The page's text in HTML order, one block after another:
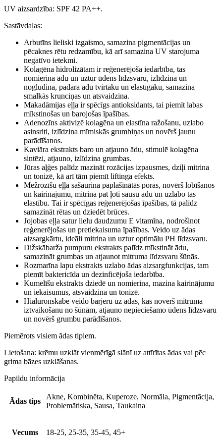
ml
UV aizsardzība: SPF 42 PA++.
Sastāvdaļas:
Arbutīns lieliski izgaismo, samazina pigmentācijas un
pēcaknes rētu redzamību, kā arī samazina UV starojuma
negatīvo ietekmi.
Kolagēna hidrolizātam ir reģenerējoša iedarbība, tas
nomierina ādu un uztur ūdens līdzsvaru, izlīdzina un
nogludina, padara ādu tvirtāku un elastīgāku, samazina
smalkās krunciņas un atsvaidzina.
Makadāmijas eļļa ir spēcīgs antioksidants, tai piemīt labas
mīkstinošas un barojošas īpašības.
Adenozīns aktivizē kolagēna un elastīna ražošanu, uzlabo
asinsriti, izlīdzina mīmiskās grumbiņas un novērš jaunu
parādīšanos.
Kaviāra ekstrakts baro un atjauno ādu, stimulē kolagēna
sintēzi, atjauno, izlīdzina grumbas.
Jūras aļģes palīdz mazināt rozācijas izpausmes, dziļi mitrina
un tonizē, kā arī tām piemīt liftinga efekts.
Mežrozīšu eļļa sašaurina paplašinātās poras, novērš lobīšanos
un kairinājumu, mitrina pat ļoti sausu ādu un uzlabo tās
elastību. Tai ir spēcīgas reģenerējošas īpašības, tā palīdz
samazināt rētas un dziedēt brūces.
Jojobas eļļa satur lielu daudzumu E vitamīna, nodrošinot
reģenerējošas un pretiekaisuma īpašības. Veido uz ādas
aizsargkārtu, ideāli mitrina un uztur optimālu PH līdzsvaru.
Dižskābarža pumpuru ekstrakts palīdz mīkstināt ādu,
samazināt grumbas un atjaunot mitruma līdzsvaru šūnās.
Rozmarīna lapu ekstrakts uzlabo ādas aizsargfunkcijas, tam
piemīt baktericīda un dezinficējoša iedarbība.
Kumelīšu ekstrakts dziedē un nomierina, mazina kairinājumu
un iekaisumus, atsvaidzina un tonizē.
Hialuronskābe veido barjeru uz ādas, kas novērš mitruma
iztvaikošanu no šūnām, atjauno nepieciešamo ūdens līdzsvaru
un novērš grumbu parādīšanos.
Piemērots visiem ādas tipiem.
Lietošana: krēmu uzklāt vienmērīgā slānī uz attīrītas ādas vai pēc
grima bāzes uzklāšanas.
Papildu informācija
Ādas tips
Akne, Kombinēta, Kuperoze, Normāla, Pigmentācija,
Problemātiska, Sausa, Taukaina
Vecums 18-25, 25-35, 35-45, 45+